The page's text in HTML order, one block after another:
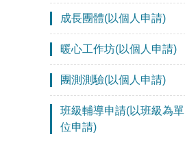
成長團體(以個人申請)
暖心工作坊(以個人申請)
團測測驗(以個人申請)
班級輔導申請(以班級為單
位申請)